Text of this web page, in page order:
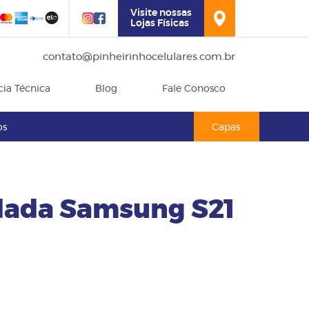
Visite nossas
Lojas Físicas
contato@pinheirinhocelulares.com.br
Técnica Blog Fale Conosco
Capas
Samsung S21